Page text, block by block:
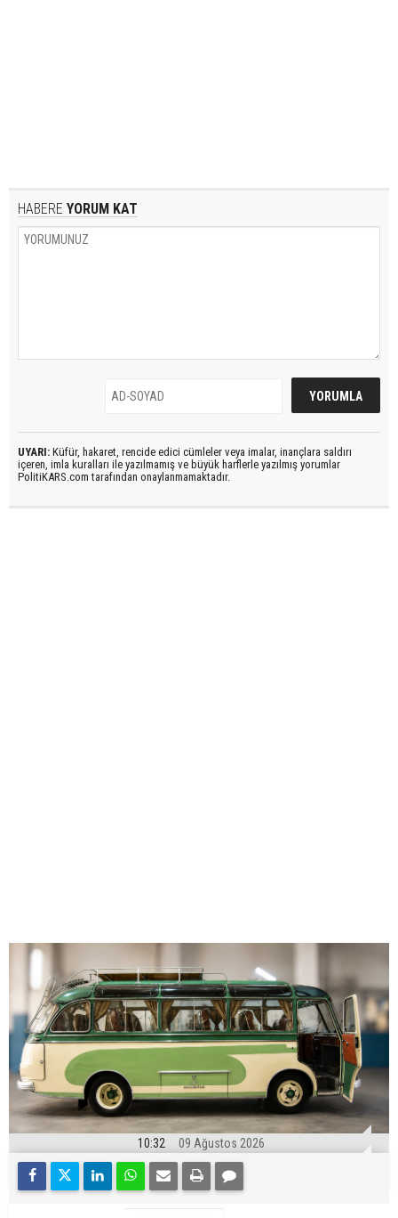
HABERE YORUM KAT
UYARI: Küfür, hakaret, rencide edici cümleler veya imalar, inançlara saldırı
içeren, imla kuralları ile yazılmamış ve büyük harflerle yazılmış yorumlar
PolitiKARS.com tarafından onaylanmamaktadır.
10:32 09 Ağustos 2026